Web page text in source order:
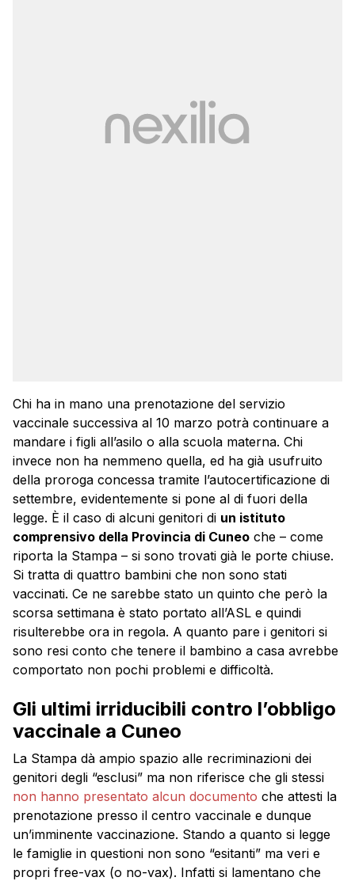
Chi ha in mano una prenotazione del servizio
vaccinale successiva al 10 marzo potrà continuare a
mandare i figli all’asilo o alla scuola materna. Chi
invece non ha nemmeno quella, ed ha già usufruito
della proroga concessa tramite l’autocertificazione di
settembre, evidentemente si pone al di fuori della
legge. È il caso di alcuni genitori di un istituto
comprensivo della Provincia di Cuneo che – come
riporta la Stampa – si sono trovati già le porte chiuse.
Si tratta di quattro bambini che non sono stati
vaccinati. Ce ne sarebbe stato un quinto che però la
scorsa settimana è stato portato all’ASL e quindi
risulterebbe ora in regola. A quanto pare i genitori si
sono resi conto che tenere il bambino a casa avrebbe
comportato non pochi problemi e difficoltà.
Gli ultimi irriducibili contro l’obbligo
vaccinale a Cuneo
La Stampa dà ampio spazio alle recriminazioni dei
genitori degli “esclusi” ma non riferisce che gli stessi
non hanno presentato alcun documento che attesti la
prenotazione presso il centro vaccinale e dunque
un’imminente vaccinazione. Stando a quanto si legge
le famiglie in questioni non sono “esitanti” ma veri e
propri free-vax (o no-vax). Infatti si lamentano che